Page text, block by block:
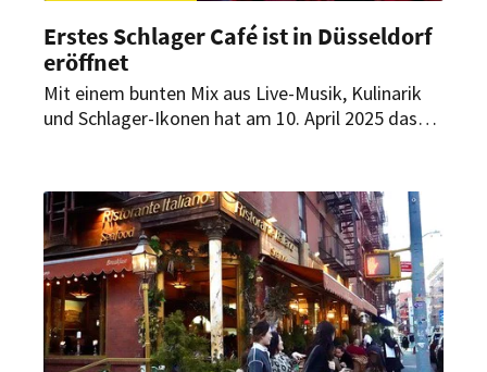
Erstes Schlager Café ist in Düsseldorf
eröffnet
Mit einem bunten Mix aus Live-Musik, Kulinarik
und Schlager-Ikonen hat am 10. April 2025 das
Quadratmetern vereint das Konzept kulinarisch,
dekorativ und konzeptionell Gastronomie mit
Show.